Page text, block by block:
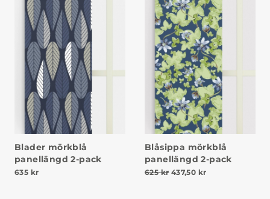
Blader mörkblå
panellängd 2-pack
635 kr
Blåsippa mörkblå
panellängd 2-pack
625kr Det ursprungliga priset
437,50 krDet nuvarande